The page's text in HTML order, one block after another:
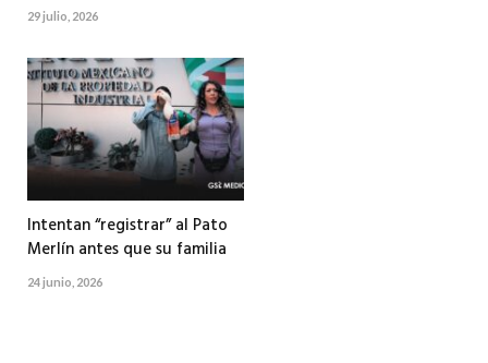
29 julio, 2026
Intentan “registrar” al Pato
Merlín antes que su familia
24 junio, 2026